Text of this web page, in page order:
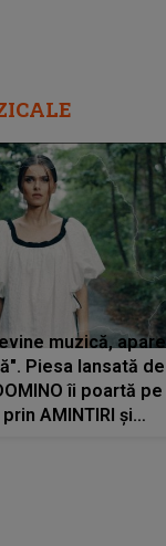
muzică, apare
Piesa lansată de
îi poartă pe
AMINTIRI și